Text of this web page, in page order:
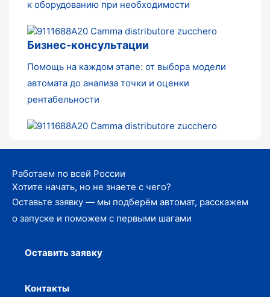
к оборудованию при необходимости
Бизнес-консультации
Помощь на каждом этапе: от выбора модели
автомата до анализа точки и оценки
рентабельности
Работаем по всей России
Хотите начать, но не знаете с чего?
Оставьте заявку — мы подберём автомат, расскажем
о запуске и поможем с первыми шагами
Оставить заявку
Контакты